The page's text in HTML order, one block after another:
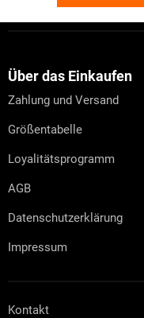
Über das Einkaufen
Zahlung und Versand
Größentabelle
Loyalitätsprogramm
AGB
Datenschutzerklärung
Impressum
Kontakt